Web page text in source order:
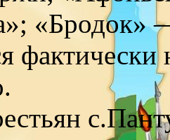
«Бродок»
фактически